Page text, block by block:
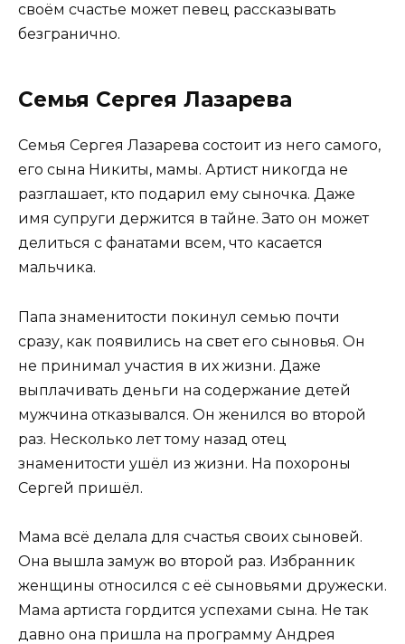
своём счастье может певец рассказывать
безгранично.
Семья Сергея Лазарева
Семья Сергея Лазарева состоит из него самого,
его сына Никиты, мамы. Артист никогда не
разглашает, кто подарил ему сыночка. Даже
имя супруги держится в тайне. Зато он может
делиться с фанатами всем, что касается
мальчика.
Папа знаменитости покинул семью почти
сразу, как появились на свет его сыновья. Он
не принимал участия в их жизни. Даже
выплачивать деньги на содержание детей
мужчина отказывался. Он женился во второй
раз. Несколько лет тому назад отец
знаменитости ушёл из жизни. На похороны
Сергей пришёл.
Мама всё делала для счастья своих сыновей.
Она вышла замуж во второй раз. Избранник
женщины относился с её сыновьями дружески.
Мама артиста гордится успехами сына. Не так
давно она пришла на программу Андрея